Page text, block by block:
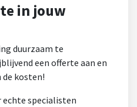
in jouw
duurzaam te
een offerte aan en
kosten!
echte specialisten